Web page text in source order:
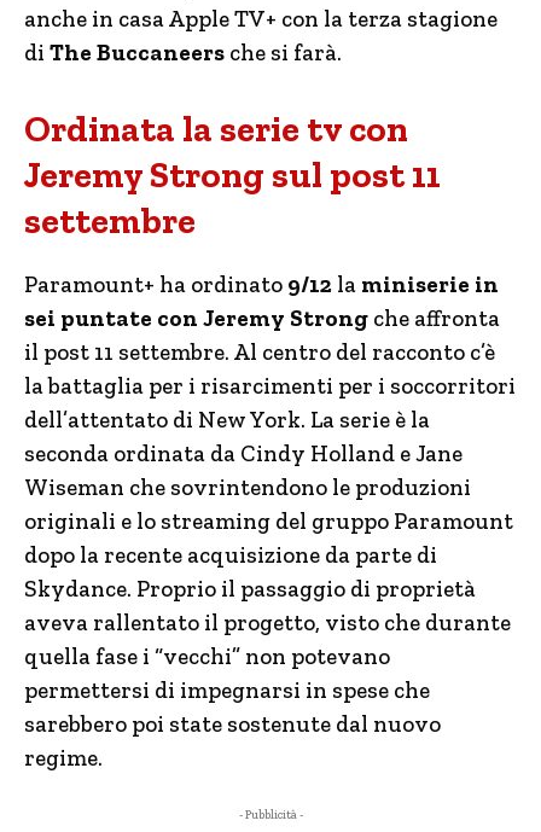
anche in casa Apple TV+ con la terza stagione
di The Buccaneers che si farà.
Ordinata la serie tv con
Jeremy Strong sul post 11
settembre
Paramount+ ha ordinato 9/12 la miniserie in
sei puntate con Jeremy Strong che affronta
il post 11 settembre. Al centro del racconto c’è
la battaglia per i risarcimenti per i soccorritori
dell’attentato di New York. La serie è la
seconda ordinata da Cindy Holland e Jane
Wiseman che sovrintendono le produzioni
originali e lo streaming del gruppo Paramount
dopo la recente acquisizione da parte di
Skydance. Proprio il passaggio di proprietà
aveva rallentato il progetto, visto che durante
quella fase i “vecchi” non potevano
permettersi di impegnarsi in spese che
sarebbero poi state sostenute dal nuovo
regime.
- Pubblicità -